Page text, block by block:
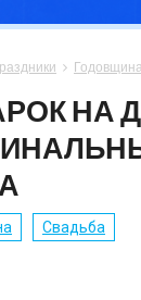

НА
Свадьба